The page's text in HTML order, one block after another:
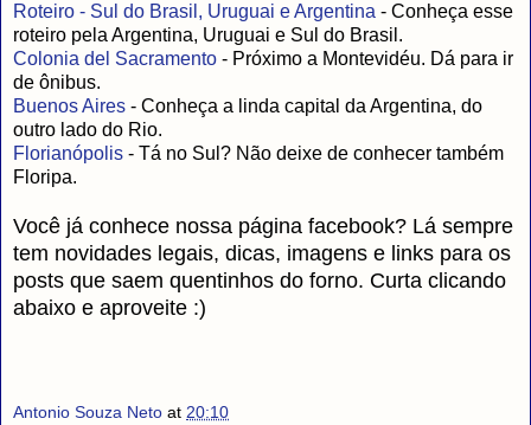
Roteiro - Sul do Brasil, Uruguai e Argentina - Conheça esse
roteiro pela Argentina, Uruguai e Sul do Brasil.
Colonia del Sacramento - Próximo a Montevidéu. Dá para ir
de ônibus.
Buenos Aires - Conheça a linda capital da Argentina, do
outro lado do Rio.
Florianópolis - Tá no Sul? Não deixe de conhecer também
Floripa.
Você já conhece nossa página facebook? Lá sempre
tem novidades legais, dicas, imagens e links para os
posts que saem quentinhos do forno. Curta clicando
abaixo e aproveite :)
Antonio Souza Neto at 20:10